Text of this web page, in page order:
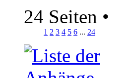
24 Seiten •
1 2 3 4 5 6 ... 24